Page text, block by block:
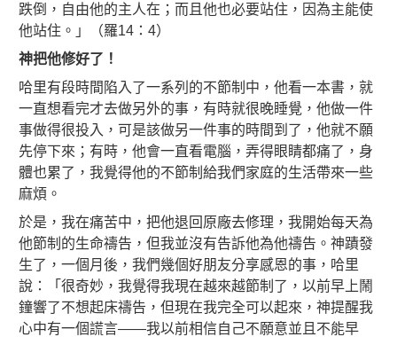
跌倒，自由他的主人在；而且他也必要站住，因為主能使
他站住。」（羅14：4）
神把他修好了！
哈里有段時間陷入了一系列的不節制中，他看一本書，就
一直想看完才去做另外的事，有時就很晚睡覺，他做一件
事做得很投入，可是該做另一件事的時間到了，他就不願
先停下來；有時，他會一直看電腦，弄得眼睛都痛了，身
體也累了，我覺得他的不節制給我們家庭的生活帶來一些
麻煩。
於是，我在痛苦中，把他退回原廠去修理，我開始每天為
他節制的生命禱告，但我並沒有告訴他為他禱告。神蹟發
生了，一個月後，我們幾個好朋友分享感恩的事，哈里
說：「很奇妙，我覺得我現在越來越節制了，以前早上鬧
鐘響了不想起床禱告，但現在我完全可以起來，神提醒我
心中有一個謊言——我以前相信自己不願意並且不能早